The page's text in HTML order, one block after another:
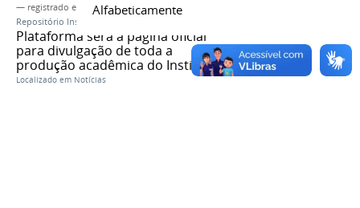
Alfabeticamente
— registrado em:
Conselho Superior,Consup
Repositório Institucional
Plataforma será a página oficial
para divulgação de toda a
produção acadêmica do Instituto
Localizado em Notícias